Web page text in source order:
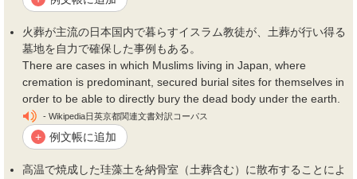
火葬が主流の日本国内で暮らすイスラム教徒が、 土葬が行い得る
墓地を自力で確保した事例もある。
There are cases in which Muslims living in Japan, where
cremation is predominant, secured burial sites for themselves in
order to be able to directly bury the dead body under the earth.
- Wikipedia日英京都関連文書対訳コーパス
+ 例文帳に追加
高温で焼成した珪藻土を納骨室（土葬含む）に散布することによ